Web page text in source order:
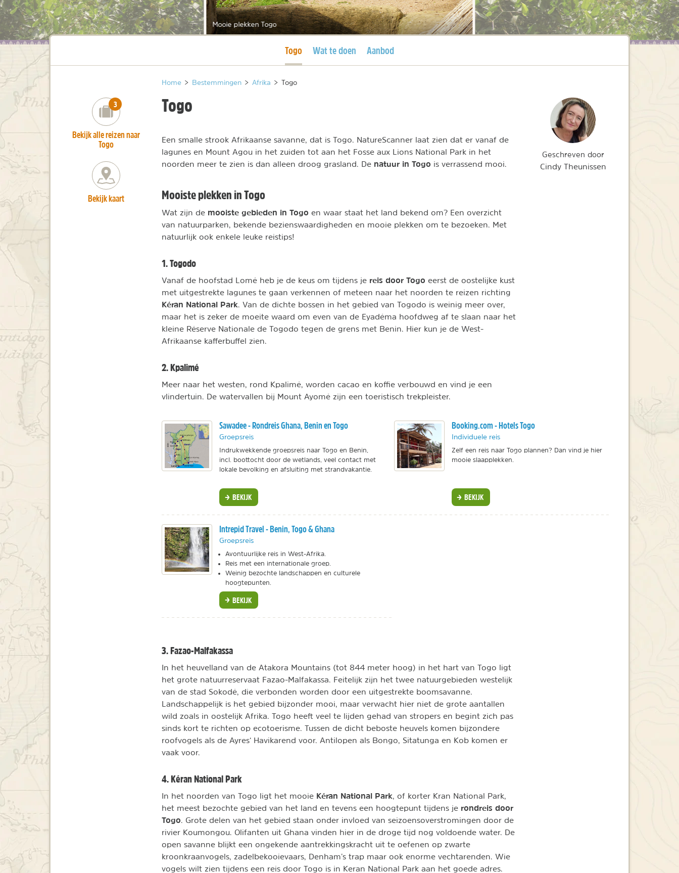
Mooie plekken Togo
Huidige pagina
Togo Wat te doen Aanbod
Home > Bestemmingen > Afrika > Togo
Togo
Een smalle strook Afrikaanse savanne, dat is Togo. NatureScanner laat zien dat er vanaf de
lagunes en Mount Agou in het zuiden tot aan het Fosse aux Lions National Park in het
noorden meer te zien is dan alleen droog grasland. De natuur in Togo is verrassend mooi.
Mooiste plekken in Togo
Wat zijn de mooiste gebieden in Togo en waar staat het land bekend om? Een overzicht
van natuurparken, bekende bezienswaardigheden en mooie plekken om te bezoeken. Met
natuurlijk ook enkele leuke reistips!
1. Togodo
Vanaf de hoofstad Lomé heb je de keus om tijdens je reis door Togo eerst de oostelijke kust
met uitgestrekte lagunes te gaan verkennen of meteen naar het noorden te reizen richting
Kéran National Park. Van de dichte bossen in het gebied van Togodo is weinig meer over,
maar het is zeker de moeite waard om even van de Eyadéma hoofdweg af te slaan naar het
kleine Réserve Nationale de Togodo tegen de grens met Benin. Hier kun je de West-
Afrikaanse kafferbuffel zien.
2. Kpalimé
Meer naar het westen, rond Kpalimé, worden cacao en koffie verbouwd en vind je een
vlindertuin. De watervallen bij Mount Ayomé zijn een toeristisch trekpleister.
Sawadee - Rondreis Ghana, Benin en Togo
Groepsreis
Indrukwekkende groepsreis naar Togo en Benin,
incl. boottocht door de wetlands, veel contact met
lokale bevolking en afsluiting met strandvakantie.
BEKIJK
Booking.com - Hotels Togo
Individuele reis
Zelf een reis naar Togo plannen? Dan vind je hier
mooie slaapplekken.
BEKIJK
Intrepid Travel - Benin, Togo & Ghana
Groepsreis
Avontuurlijke reis in West-Afrika.
Reis met een internationale groep.
Weinig bezochte landschappen en culturele
hoogtepunten.
BEKIJK
3. Fazao-Malfakassa
In het heuvelland van de Atakora Mountains (tot 844 meter hoog) in het hart van Togo ligt
het grote natuurreservaat Fazao-Malfakassa. Feitelijk zijn het twee natuurgebieden westelijk
van de stad Sokodé, die verbonden worden door een uitgestrekte boomsavanne.
Landschappelijk is het gebied bijzonder mooi, maar verwacht hier niet de grote aantallen
wild zoals in oostelijk Afrika. Togo heeft veel te lijden gehad van stropers en begint zich pas
sinds kort te richten op ecotoerisme. Tussen de dicht beboste heuvels komen bijzondere
roofvogels als de Ayres‘ Havikarend voor. Antilopen als Bongo, Sitatunga en Kob komen er
vaak voor.
4. Kéran National Park
In het noorden van Togo ligt het mooie Kéran National Park , of korter Kran National Park,
het meest bezochte gebied van het land en tevens een hoogtepunt tijdens je rondreis door
Togo . Grote delen van het gebied staan onder invloed van seizoensoverstromingen door de
rivier Koumongou. Olifanten uit Ghana vinden hier in de droge tijd nog voldoende water. De
open savanne blijkt een ongekende aantrekkingskracht uit te oefenen op zwarte
kroonkraanvogels, zadelbekooievaars, Denham’s trap maar ook enorme vechtarenden. Wie
vogels wilt zien tijdens een reis door Togo is in Keran National Park aan het goede adres.
number_of_trips:
3
Bekijk alle reizen naar
Togo
Bekijk kaart
Geschreven door
Cindy Theunissen